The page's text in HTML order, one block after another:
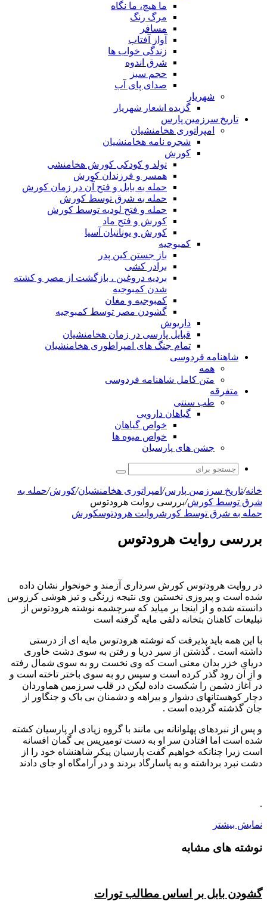
ما هیچ، ما نگاه
مرگ رنگ
مسافر
آواز آفتاب
زندگی خواب ها
شرق اندوه
حجم سبز
صدای پای آب
شهریار
گزیده اشعار شهریار
تاریخ سرزمین پارس
امپراتوری هخامنشیان
شجره نامه هخامنشیان
کورش
تولد و کودکی کورش هخامنشی
همسر و فرزندان کورش
حمله به بابل و فتح آن در زمان کورش
حمله به شرق توسط کورش
حمله و فتح لودیه توسط کورش
کورش و فتح ماد
کورش و یونانیان آسیا
کمبوجیه
باز جستن کین پدر
برادر کشی
بردیه دروغین ، بازگشت از مصر و کشته
شدن کمبوجیه
کمبوجیه و مغان
گشودن مصر توسط کمبوجیه
داریوش
قبایل پارسی در زمان هخامنشیان
تمام جنگ های امپراطوری هخامنشیان
شاهنامه فردوسی
همه
متن کامل شاهنامه فردوسی
متفرقه
طب سنتی
گیاهان دارویی
خواص گیاهان
خواص میوه ها
جشن های پارسیان
جستجو
برای
خانه/تاریخ سرزمین پارس/ امپراتوری هخامنشیان/کورش/حمله به
شرق توسط کورش/بررسی روایت هرودتوس
حمله به شرق توسط کورشروایت هرودتوسکورش
بررسی روایت هرودتوس
در روایت هرودتوس کورش سرداری آزمند و خونخوار نشان داده
شده است و پیروزی نخستین وی نتیجه زرنگی و تیز هوشی کرزوس
دانسته شده و از اینجا بر میاید که سرچشمه نوشته هرودتوس از
تبلیغات کاهنان بتخانه دلفی مایه گرفته است
با این همه باید پذیرفت که نوشته هرودتوس مایه ای از درستی
داشته است . گذشتن از سیر دریا و رفتن به سوی دشت خاوری
دریای خزر بدان معنی است که وی نخست رو به سوی شمال رفته
و از آن رود گذر کرده است و سپس رو به سوی باختر تاخته است و
در آغاز دشمن را شکست داده لیکن در قلب سرزمین هماوردان
دچار کوهستانهای دشوار و بیراهه و دشمنان بی باک و جنگاور از
جان گذشته گردیده است .
و پس از نبردهای پهلوانانه بی مانند با گروه زیادی ار پارسیان کشته
شده است اما افتادن سر او به دست تومیریس بی گمان افسانه
است زیرا چنانکه خواهیم گفت پارسیان پیکر شاهنشاه خود را از
دشت نبرد برداشته و به پاسارگاد بردند و در آرامگاه او جای دادند
.
نمایش بیشتر
نوشته های مشابه
گشودن بابل بر اساس مطالب تورات